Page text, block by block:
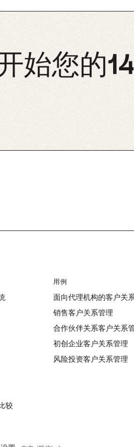
始您的
较
用例
面向代理机构的客户关
销售客户关系管理
合作伙伴关系客户关系
初创企业客户关系管理
风险投资客户关系管理